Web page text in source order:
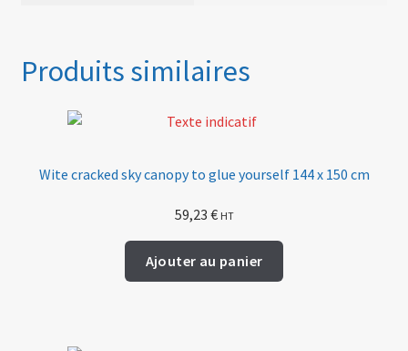
Produits similaires
Wite cracked sky canopy to glue yourself 144 x 150 cm
59,23 € HT
Ajouter au panier